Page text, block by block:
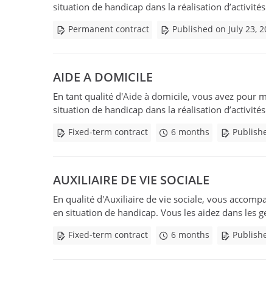
situation de handicap dans la réalisation
Permanent contract Published on July 23,
AIDE A DOMICILE
En tant qualité d'Aide à domicile, vous avez pour
situation de handicap dans la réalisation
Fixed-term contract 6 months
AUXILIAIRE DE VIE SOCIALE
En qualité d'Auxiliaire de vie sociale, vous
en situation de handicap. Vous les aidez dans les
Fixed-term contract 6 months